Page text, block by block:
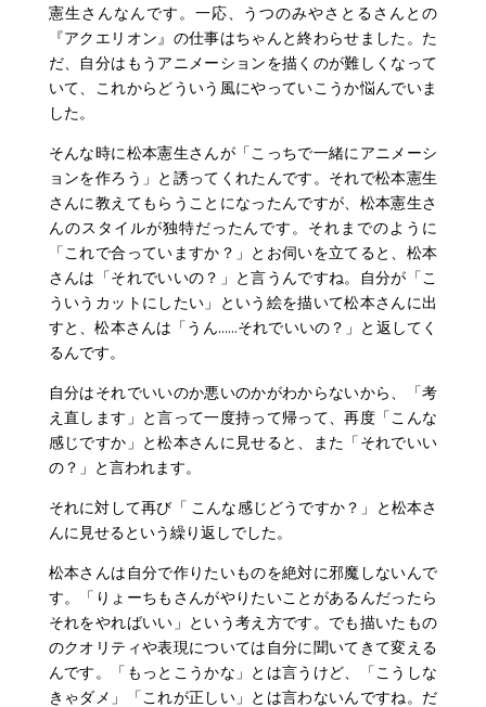
憲生さんなんです。一応、うつのみやさとるさんとの
『アクエリオン』の仕事はちゃんと終わらせました。た
だ、自分はもうアニメーションを描くのが難しくなって
いて、これからどういう風にやっていこうか悩んでいま
した。
そんな時に松本憲生さんが「こっちで一緒にアニメーシ
ョンを作ろう」と誘ってくれたんです。それで松本憲生
さんに教えてもらうことになったんですが、松本憲生さ
んのスタイルが独特だったんです。それまでのように
「これで合っていますか？」とお伺いを立てると、松本
さんは「それでいいの？」と言うんですね。自分が「こ
ういうカットにしたい」という絵を描いて松本さんに出
すと、松本さんは「うん……それでいいの？」と返してく
るんです。
自分はそれでいいのか悪いのかがわからないから、「考
え直します」と言って一度持って帰って、再度「こんな
感じですか」と松本さんに見せると、また「それでいい
の？」と言われます。
それに対して再び「 こんな感じどうですか？」と松本さ
んに見せるという繰り返しでした。
松本さんは自分で作りたいものを絶対に邪魔しないんで
す。「りょーちもさんがやりたいことがあるんだったら
それをやればいい」という考え方です。でも描いたもの
のクオリティや表現については自分に聞いてきて変える
んです。「もっとこうかな」とは言うけど、「こうしな
きゃダメ」「これが正しい」とは言わないんですね。だ